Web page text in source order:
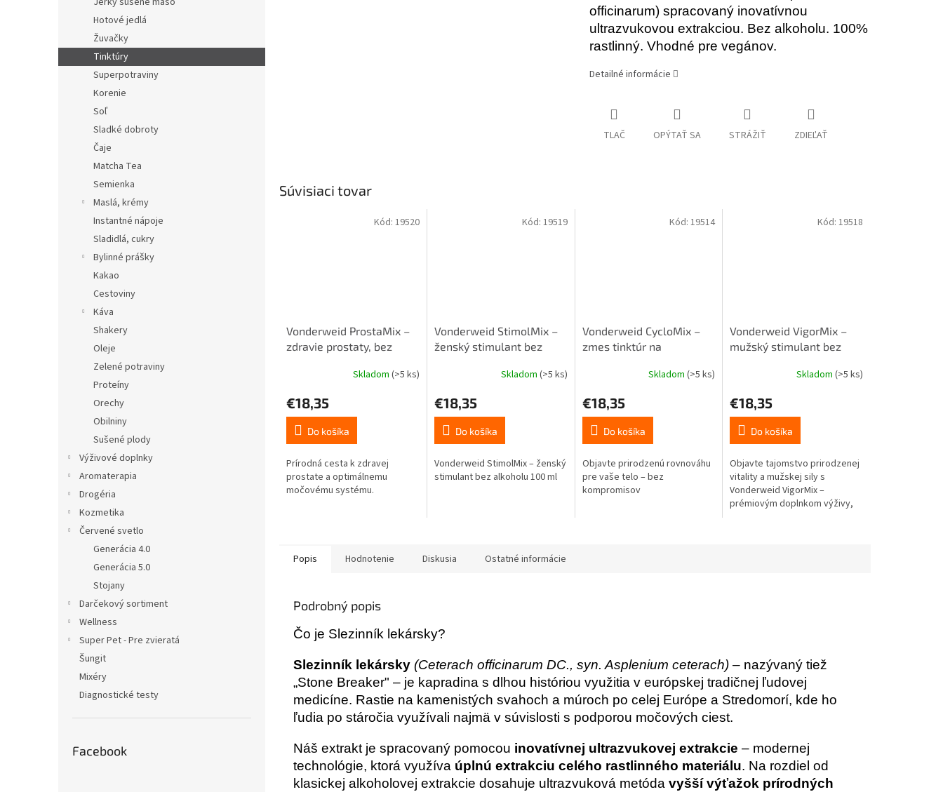
Hotové jedlá
Žuvačky
Tinktúry
Superpotraviny
Korenie
Soľ
Sladké dobroty
Čaje
Matcha Tea
Semienka
Maslá, krémy
Instantné nápoje
Sladidlá, cukry
Bylinné prášky
Kakao
Cestoviny
Káva
Shakery
Oleje
Zelené potraviny
Proteíny
Orechy
Obilniny
Sušené plody
Výživové doplnky
Aromaterapia
Drogéria
Kozmetika
Červené svetlo
Generácia 4.0
Generácia 5.0
Stojany
Darčekový sortiment
Wellness
Super Pet - Pre zvieratá
Šungit
Mixéry
Diagnostické testy
Facebook
officinarum) spracovaný inovatívnou
ultrazvukovou extrakciou. Bez alkoholu. 100%
rastlinný. Vhodné pre vegánov.
Detailné informácie
TLAČ OPÝTAŤ SA STRÁŽIŤ ZDIEĽAŤ
Súvisiaci tovar
Vonderweid ProstaMix –
zdravie prostaty, bez
Skladom (>5 ks)
€18,35
Do košíka
Prírodná cesta k zdravej
prostate a optimálnemu
močovému systému.
Kód: 19520
Vonderweid StimolMix –
ženský stimulant bez
Skladom (>5 ks)
€18,35
Do košíka
Vonderweid StimolMix – ženský
stimulant bez alkoholu 100 ml
Kód: 19519
Vonderweid CycloMix –
zmes tinktúr na
alkoholu 100mlSkladom(>5 ks)
€18,35
Do košíka
Objavte prirodzenú rovnováhu
pre vaše telo – bez
kompromisov
Kód:19514
Vonderweid VigorMix –
mužský stimulant bez
Skladom (>5 ks)
€18,35
Do košíka
Objavte tajomstvo prirodzenej
vitality a mužskej sily s
Vonderweid VigorMix –
prémiovým doplnkom výživy,
Kód: 19518
Popis Hodnotenie Diskusia Ostatné informácie
Podrobný popis
Čo je Slezinník lekársky?
Slezinník lekársky (Ceterach officinarum DC., syn. Asplenium ceterach) – nazývaný tiež
„Stone Breaker" – je kapradina s dlhou históriou využitia v európskej tradičnej ľudovej
medicíne. Rastie na kamenistých svahoch a múroch po celej Európe a Stredomorí, kde ho
ľudia po stáročia využívali najmä v súvislosti s podporou močových ciest.
Náš extrakt je spracovaný pomocou inovatívnej ultrazvukovej extrakcie – modernej
technológie, ktorá využíva úplnú extrakciu celého rastlinného materiálu. Na rozdiel od
klasickej alkoholovej extrakcie dosahuje ultrazvuková metóda vyšší výťažok prírodných